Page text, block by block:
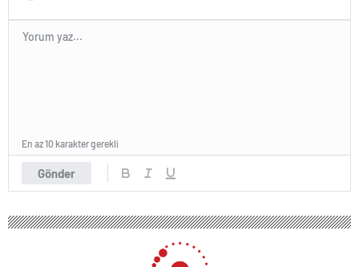
Gönder
En az 10 karakter gerekli